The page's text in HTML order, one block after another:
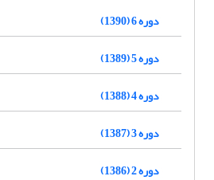
دوره 6 (1390)
دوره 5 (1389)
دوره 4 (1388)
دوره 3 (1387)
دوره 2 (1386)